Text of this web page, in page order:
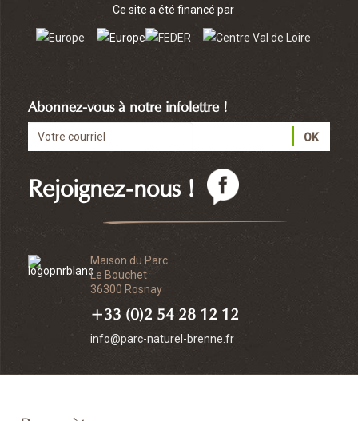
Maison du Parc
Le Bouchet
36300 Rosnay
+33 (0)2 54 28 12 12
info@parc-naturel-brenne.fr
Rejoignez-nous !
Abonnez-vous à notre infolettre !
Ce site a été financé par